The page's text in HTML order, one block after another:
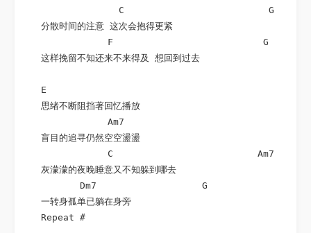
                 C                          G
   分散时间的注意 这次会抱得更紧
F                           G
   这样挽留不知还来不来得及 想回到过去
   E
   思绪不断阻挡著回忆播放
               Am7
   盲目的追寻仍然空空盪盪
               C                          Am7
   灰濛濛的夜晚睡意又不知躲到哪去
          Dm7                   G
   一转身孤单已躺在身旁
   Repeat #